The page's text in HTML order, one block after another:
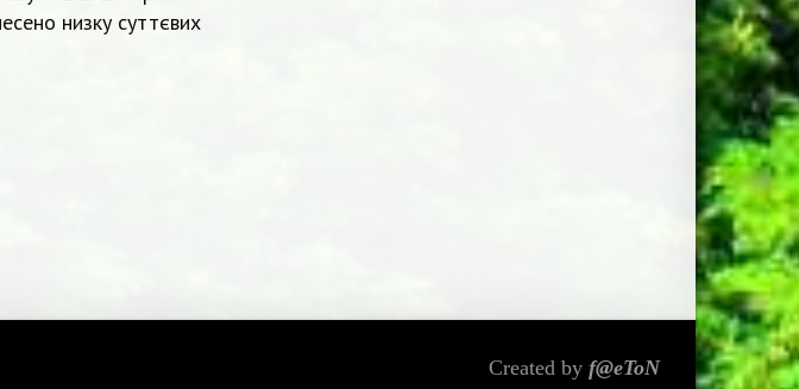
низку суттєвих
Created by f@eToN